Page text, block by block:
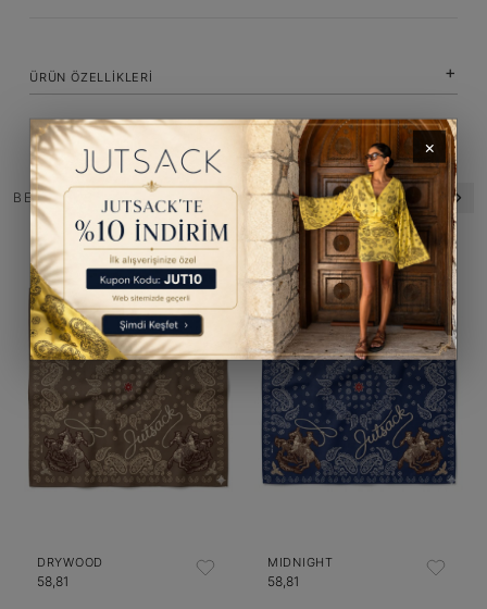
ÜRÜN ÖZELLIKLERI
BENZER ÜRÜNLER
DRYWOOD
58,81
MIDNIGHT
58,81
×